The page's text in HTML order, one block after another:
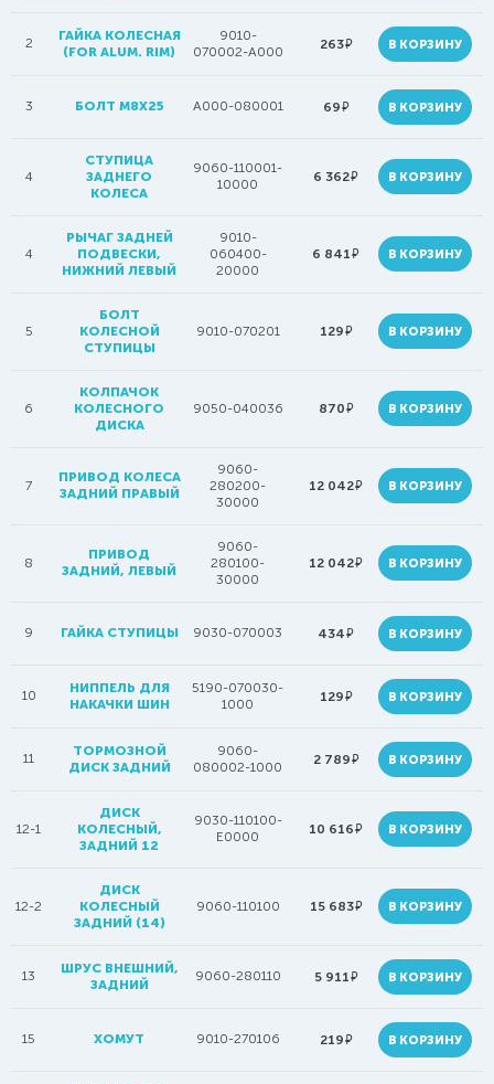
2
ГАЙКА КОЛЕСНАЯ
(FOR ALUM. RIM)
9010-
070002-A000
263руб. В КОРЗИНУ
3 БОЛТ М8Х25 A000-080001 69руб. В КОРЗИНУ
4
СТУПИЦА
ЗАДНЕГО
КОЛЕСА
9060-110001-
10000
6 362руб. В КОРЗИНУ
4
РЫЧАГ ЗАДНЕЙ
ПОДВЕСКИ,
НИЖНИЙ ЛЕВЫЙ
9010-
060400-
20000
6 841руб. В КОРЗИНУ
5
БОЛТ
КОЛЕСНОЙ
СТУПИЦЫ
9010-070201 129руб. В КОРЗИНУ
6
КОЛПАЧОК
КОЛЕСНОГО
ДИСКА
9050-040036 870руб. В КОРЗИНУ
7
ПРИВОД КОЛЕСА
ЗАДНИЙ ПРАВЫЙ
9060-
280200-
30000
12 042руб. В КОРЗИНУ
8
ПРИВОД
ЗАДНИЙ, ЛЕВЫЙ
9060-
280100-
30000
12 042руб. В КОРЗИНУ
9 ГАЙКА СТУПИЦЫ 9030-070003 434руб. В КОРЗИНУ
10
НИППЕЛЬ ДЛЯ
НАКАЧКИ ШИН
5190-070030-
1000
129руб. В КОРЗИНУ
11
ТОРМОЗНОЙ
ДИСК ЗАДНИЙ
9060-
080002-1000
2 789руб. В КОРЗИНУ
12-1
ДИСК
КОЛЕСНЫЙ,
ЗАДНИЙ 12
9030-110100-
E0000
10 616руб. В КОРЗИНУ
12-2
ДИСК
КОЛЕСНЫЙ
ЗАДНИЙ (14)
9060-110100 15 683руб. В КОРЗИНУ
13
ШРУС ВНЕШНИЙ,
ЗАДНИЙ
9060-280110 5 911руб. В КОРЗИНУ
15 ХОМУТ 9010-270106 219руб. В КОРЗИНУ